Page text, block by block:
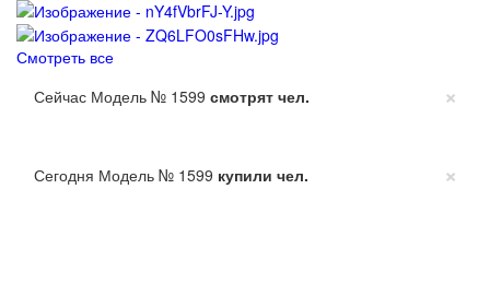
Смотреть все
×
Сейчас Модель № 1599 смотрят чел.
×
Сегодня Модель № 1599 купили чел.